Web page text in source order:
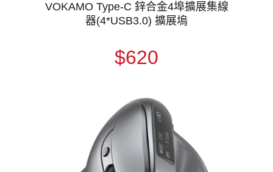
VOKAMO Type-C 鋅合金4埠擴展集線
器(4*USB3.0) 擴展塢
$620